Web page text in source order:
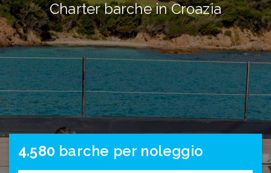
Charter barche in Croazia
4.580 barche per noleggio